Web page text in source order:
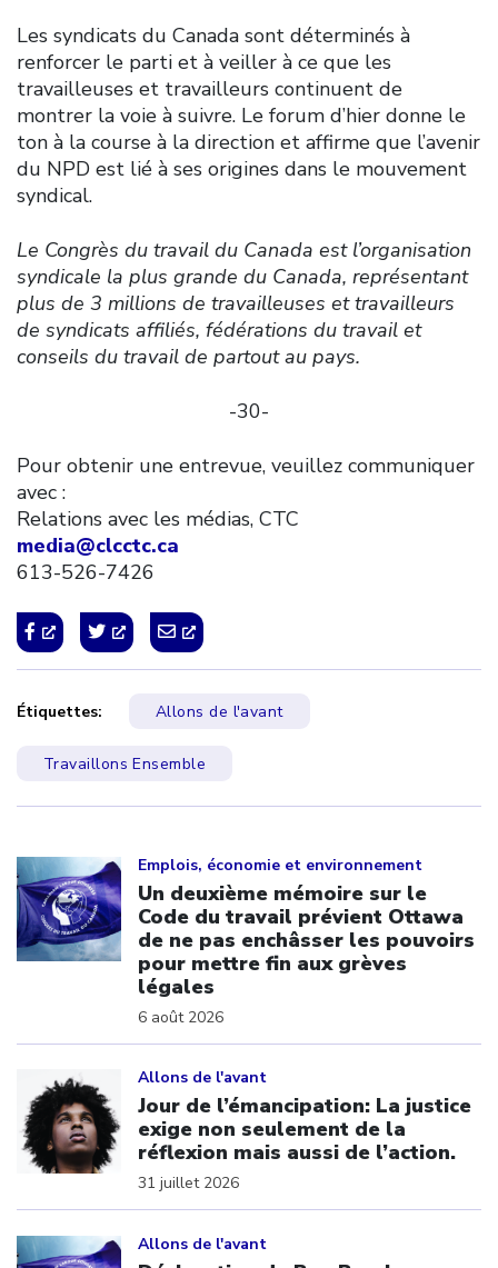
Les syndicats du Canada sont déterminés à
renforcer le parti et à veiller à ce que les
travailleuses et travailleurs continuent de
montrer la voie à suivre. Le forum d’hier donne le
ton à la course à la direction et affirme que l’avenir
du NPD est lié à ses origines dans le mouvement
syndical.
Le Congrès du travail du Canada est l’organisation
syndicale la plus grande du Canada, représentant
plus de 3 millions de travailleuses et travailleurs
de syndicats affiliés, fédérations du travail et
conseils du travail de partout au pays.
-30-
Pour obtenir une entrevue, veuillez communiquer
avec :
Relations avec les médias, CTC
media@clcctc.ca
613-526-7426
Étiquettes: Allons de l'avant
Travaillons Ensemble
Emplois, économie et environnement
Un deuxième mémoire sur le
Code du travail prévient Ottawa
de ne pas enchâsser les pouvoirs
pour mettre fin aux grèves
légales
6 août 2026
Allons de l'avant
Jour de l’émancipation: La justice
exige non seulement de la
réflexion mais aussi de l’action.
31 juillet 2026
Allons de l'avant